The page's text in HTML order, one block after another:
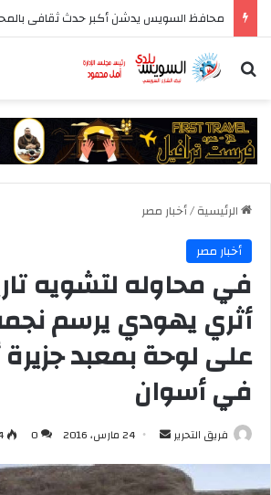
بحث عن
الرئيسية/أخبار مصر
أخبار مصر
في محاوله لتشويه
أثري يهودي يرسم
على لوحة بمعبد جزيرة
في أسوان‎
فريق التحرير
أرسل
إلكترونيا
24 مارس، 2016 0